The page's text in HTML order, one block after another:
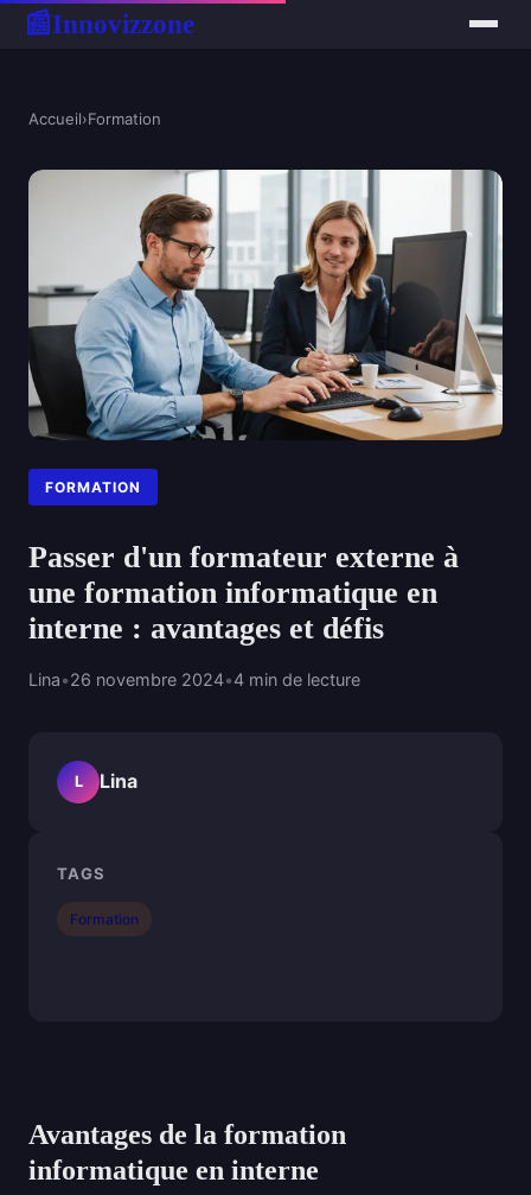
📰Innovizzone
Accueil›Formation
FORMATION
Passer d'un formateur externe à
une formation informatique en
interne : avantages et défis
Lina•26 novembre 2024•4 min de lecture
Avantages de la formation
informatique en interne
L Lina
TAGS
Formation